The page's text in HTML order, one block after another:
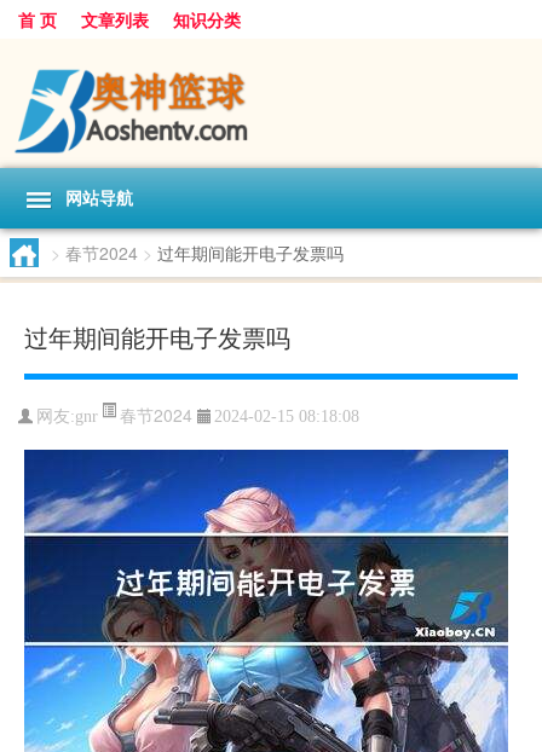
首 页 文章列表 知识分类
网站导航
> 春节2024 > 过年期间能开电子发票吗
过年期间能开电子发票吗
网友:gnr 春节2024 2024-02-15 08:18:08